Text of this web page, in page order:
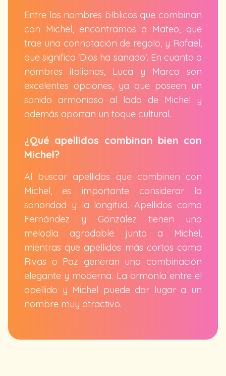
Entre los nombres bíblicos que combinan
con Michel, encontramos a Mateo, que
trae una connotación de regalo, y Rafael,
que significa 'Dios ha sanado'. En cuanto a
nombres italianos, Luca y Marco son
excelentes opciones, ya que poseen un
sonido armonioso al lado de Michel y
además aportan un toque cultural.
¿Qué apellidos combinan bien con
Michel?
Al buscar apellidos que combinen con
Michel, es importante considerar la
sonoridad y la longitud. Apellidos como
Fernández y González tienen una
melodía agradable junto a Michel,
mientras que apellidos más cortos como
Rivas o Paz generan una combinación
elegante y moderna. La armonía entre el
apellido y Michel puede dar lugar a un
nombre muy atractivo.